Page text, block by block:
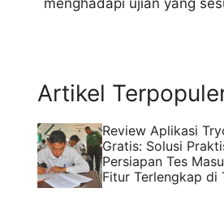
menghadapi ujian yang
Artikel
Review Aplikasi
Gratis: Solusi
Persiapan Tes
Fitur Terlengkap di